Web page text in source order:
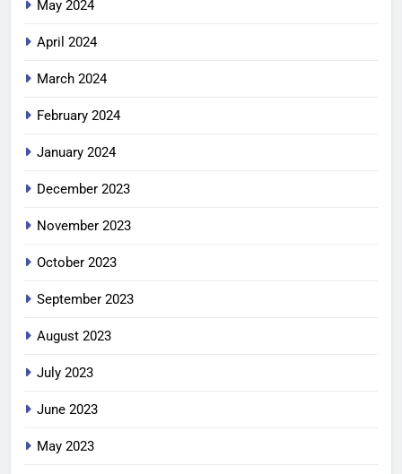
May 2024
April 2024
March 2024
February 2024
January 2024
December 2023
November 2023
October 2023
September 2023
August 2023
July 2023
June 2023
May 2023